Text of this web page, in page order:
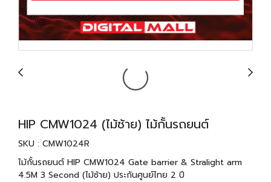
HIP CMW1024 (ไม้ซ้าย) ไม้กั้นรถยนต์
SKU : CMW1024R
ไม้กั้นรถยนต์ HIP CMW1024 Gate barrier & Stralight arm
4.5M 3 Second (ไม้ซ้าย) ประกันศูนย์ไทย 2 ปี